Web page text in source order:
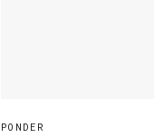
PONDER